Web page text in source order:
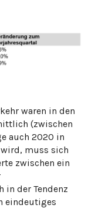
waren in den
(zwischen
auch 2020 in
muss sich
zwischen ein
in der Tendenz
eindeutiges